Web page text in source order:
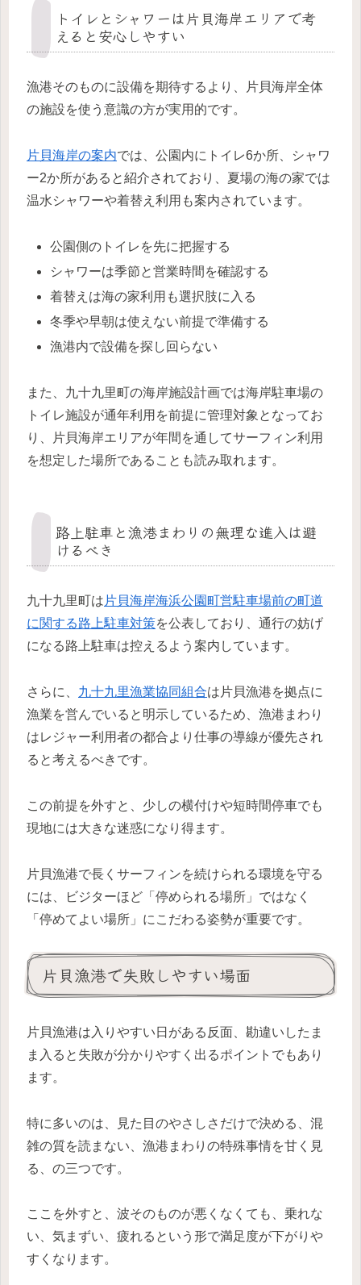
トイレとシャワーは片貝海岸エリアで考
えると安心しやすい
漁港そのものに設備を期待するより、片貝海岸全体
の施設を使う意識の方が実用的です。
片貝海岸の案内では、公園内にトイレ6か所、シャワ
ー2か所があると紹介されており、夏場の海の家では
温水シャワーや着替え利用も案内されています。
公園側のトイレを先に把握する
シャワーは季節と営業時間を確認する
着替えは海の家利用も選択肢に入る
冬季や早朝は使えない前提で準備する
漁港内で設備を探し回らない
また、九十九里町の海岸施設計画では海岸駐車場の
トイレ施設が通年利用を前提に管理対象となってお
り、片貝海岸エリアが年間を通してサーフィン利用
を想定した場所であることも読み取れます。
路上駐車と漁港まわりの無理な進入は避
けるべき
九十九里町は 片貝海岸海浜公園町営駐車場前の町道
に関する路上駐車対策を公表しており、通行の妨げ
になる路上駐車は控えるよう案内しています。
さらに、 九十九里漁業協同組合は片貝漁港を拠点に
漁業を営んでいると明示しているため、漁港まわり
はレジャー利用者の都合より仕事の導線が優先され
ると考えるべきです。
この前提を外すと、少しの横付けや短時間停車でも
現地には大きな迷惑になり得ます。
片貝漁港で長くサーフィンを続けられる環境を守る
には、ビジターほど「停められる場所」ではなく
「停めてよい場所」にこだわる姿勢が重要です。
片貝漁港で失敗しやすい場面
片貝漁港は入りやすい日がある反面、勘違いしたま
ま入ると失敗が分かりやすく出るポイントでもあり
ます。
特に多いのは、見た目のやさしさだけで決める、混
雑の質を読まない、漁港まわりの特殊事情を甘く見
る、の三つです。
ここを外すと、波そのものが悪くなくても、乗れな
い、気まずい、疲れるという形で満足度が下がりや
すくなります。